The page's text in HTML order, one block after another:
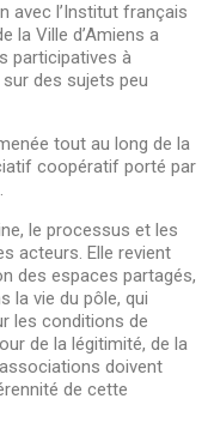
avec l’Institut français
la Ville d’Amiens a
participatives à
des sujets peu
tout au long de la
coopératif porté par
le processus et les
acteurs. Elle revient
des espaces partagés,
la vie du pôle, qui
les conditions de
de la légitimité, de la
doivent
de cette